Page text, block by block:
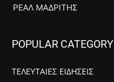
ΡΕΆΛ ΜΑΔΡΊΤΗΣ
POPULAR CATEGORY
ΤΕΛΕΥΤΑΙΕΣ ΕΙΔΗΣΕΙΣ